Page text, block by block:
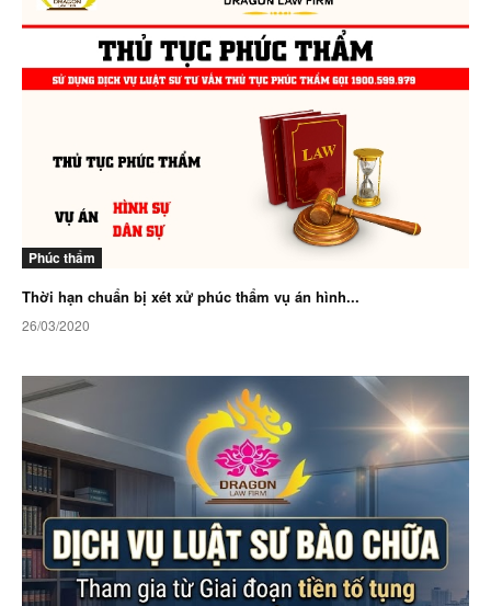
Phúc thẩm
Thời hạn chuẩn bị xét xử phúc thẩm vụ án hình...
26/03/2020